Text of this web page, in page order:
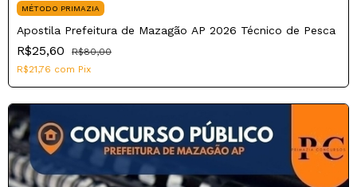
MÉTODO PRIMAZIA
Apostila Prefeitura de Mazagão AP 2026 Técnico de Pesca
R$25,60
R$80,00
R$21,76 com Pix